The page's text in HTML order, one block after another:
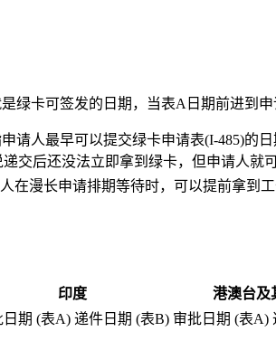
绿卡可签发的日期，当表A日期前进到
请人最早可以提交绿卡申请表(I-485)的
交后还没法立即拿到绿卡，但申请人就
在漫长申请排期等待时，可以提前拿到
印度
港澳台及
日期 (表A) 递件日期 (表B) 审批日期 (表A)